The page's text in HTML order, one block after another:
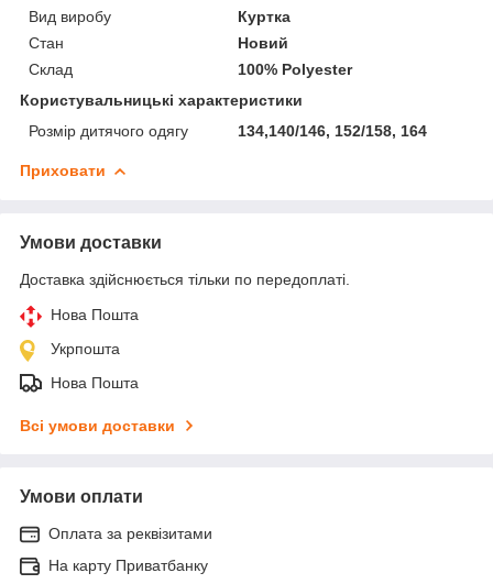
Вид виробу
Куртка
Стан
Новий
Склад
100% Polyester
Користувальницькі характеристики
Розмір дитячого одягу
134,140/146, 152/158, 164
Приховати
Умови доставки
Доставка здійснюється тільки по передоплаті.
Нова Пошта
Укрпошта
Нова Пошта
Всі умови доставки
Умови оплати
Оплата за реквізитами
На карту Приватбанку